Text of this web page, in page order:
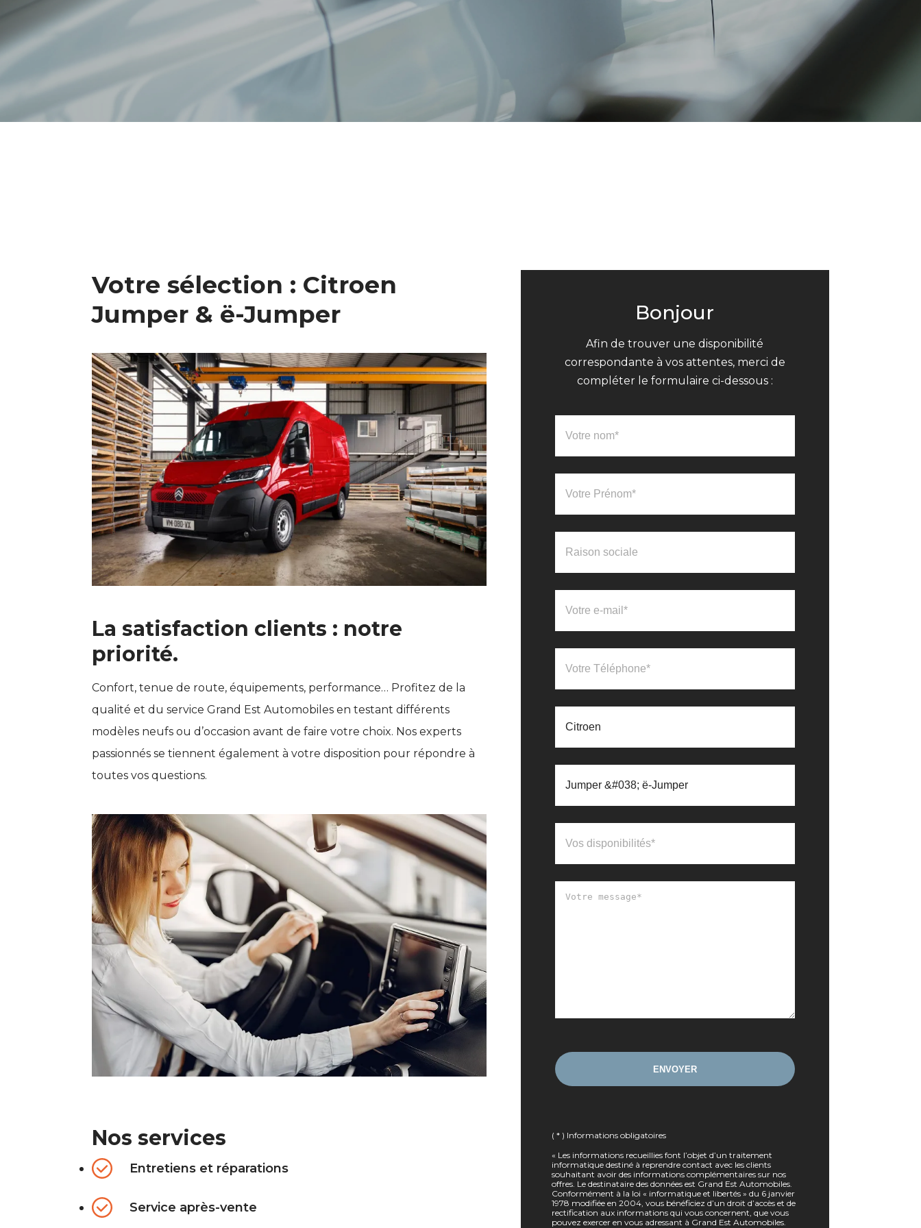
Votre sélection : Citroen
Jumper & ë-Jumper
La satisfaction clients : notre
priorité.
Confort, tenue de route, équipements, performance… Profitez de la
qualité et du service Grand Est Automobiles en testant différents
modèles neufs ou d’occasion avant de faire votre choix. Nos experts
passionnés se tiennent également à votre disposition pour répondre à
toutes vos questions.
Nos services
Entretiens et réparations
Service après-vente
Bonjour
Afin de trouver une disponibilité
correspondante à vos attentes, merci de
compléter le formulaire ci-dessous :
( * ) Informations obligatoires
« Les informations recueillies font l’objet d’un traitement
informatique destiné à reprendre contact avec les clients
souhaitant avoir des informations complémentaires sur nos
offres. Le destinataire des données est Grand Est Automobiles.
Conformément à la loi « informatique et libertés » du 6 janvier
1978 modifiée en 2004, vous bénéficiez d’un droit d’accès et de
rectification aux informations qui vous concernent, que vous
pouvez exercer en vous adressant à Grand Est Automobiles.